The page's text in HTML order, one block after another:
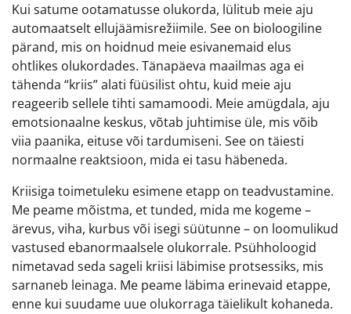
Kui satume ootamatusse olukorda, lülitub meie aju
automaatselt ellujäämisrežiimile. See on bioloogiline
pärand, mis on hoidnud meie esivanemaid elus
ohtlikes olukordades. Tänapäeva maailmas aga ei
tähenda “kriis” alati füüsilist ohtu, kuid meie aju
reageerib sellele tihti samamoodi. Meie amügdala, aju
emotsionaalne keskus, võtab juhtimise üle, mis võib
viia paanika, eituse või tardumiseni. See on täiesti
normaalne reaktsioon, mida ei tasu häbeneda.
Kriisiga toimetuleku esimene etapp on teadvustamine.
Me peame mõistma, et tunded, mida me kogeme –
ärevus, viha, kurbus või isegi süütunne – on loomulikud
vastused ebanormaalsele olukorrale. Psühholoogid
nimetavad seda sageli kriisi läbimise protsessiks, mis
sarnaneb leinaga. Me peame läbima erinevaid etappe,
enne kui suudame uue olukorraga täielikult kohaneda.